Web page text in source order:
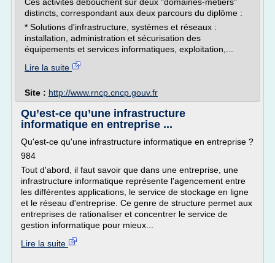
distincts, correspondant aux deux parcours du diplôme :
* Solutions d'infrastructure, systèmes et réseaux :
installation, administration et sécurisation des
équipements et services informatiques, exploitation,...
Lire la suite
Site : http://www.rncp.cncp.gouv.fr
Qu’est-ce qu’une infrastructure
informatique en entreprise ...
Qu'est-ce qu'une infrastructure informatique en entreprise ?
984
Tout d'abord, il faut savoir que dans une entreprise, une
infrastructure informatique représente l'agencement entre
les différentes applications, le service de stockage en ligne
et le réseau d'entreprise. Ce genre de structure permet aux
entreprises de rationaliser et concentrer le service de
gestion informatique pour mieux...
Lire la suite